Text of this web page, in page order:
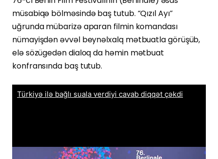
müsabiqə bölməsində baş tutub. “Qızıl Ayı”
uğrunda mübarizə aparan filmin komandası
nümayişdən əvvəl beynəlxalq mətbuatla görüşüb,
elə sözügedən dialoq da həmin mətbuat
konfransında baş tutub.